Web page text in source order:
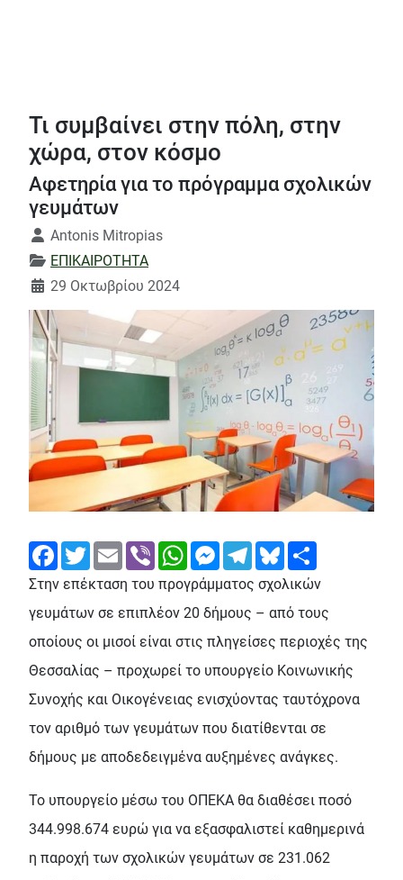
Τι συμβαίνει στην πόλη, στην
χώρα, στον κόσμο
Αφετηρία για το πρόγραμμα σχολικών
γευμάτων
Λεπτομέρειες
Antonis Mitropias
ΕΠΙΚΑΙΡΟΤΗΤΑ
29 Οκτωβρίου 2024
FacebookTwitterEmail Viber WhatsAppMessengerTelegramBluesky
Στην επέκταση του προγράμματος σχολικών
γευμάτων σε επιπλέον 20 δήμους – από τους
οποίους οι μισοί είναι στις πληγείσες περιοχές της
Θεσσαλίας – προχωρεί το υπουργείο Κοινωνικής
Συνοχής και Οικογένειας ενισχύοντας ταυτόχρονα
τον αριθμό των γευμάτων που διατίθενται σε
δήμους με αποδεδειγμένα αυξημένες ανάγκες.
Το υπουργείο μέσω του ΟΠΕΚΑ θα διαθέσει ποσό
344.998.674 ευρώ για να εξασφαλιστεί καθημερινά
η παροχή των σχολικών γευμάτων σε 231.062